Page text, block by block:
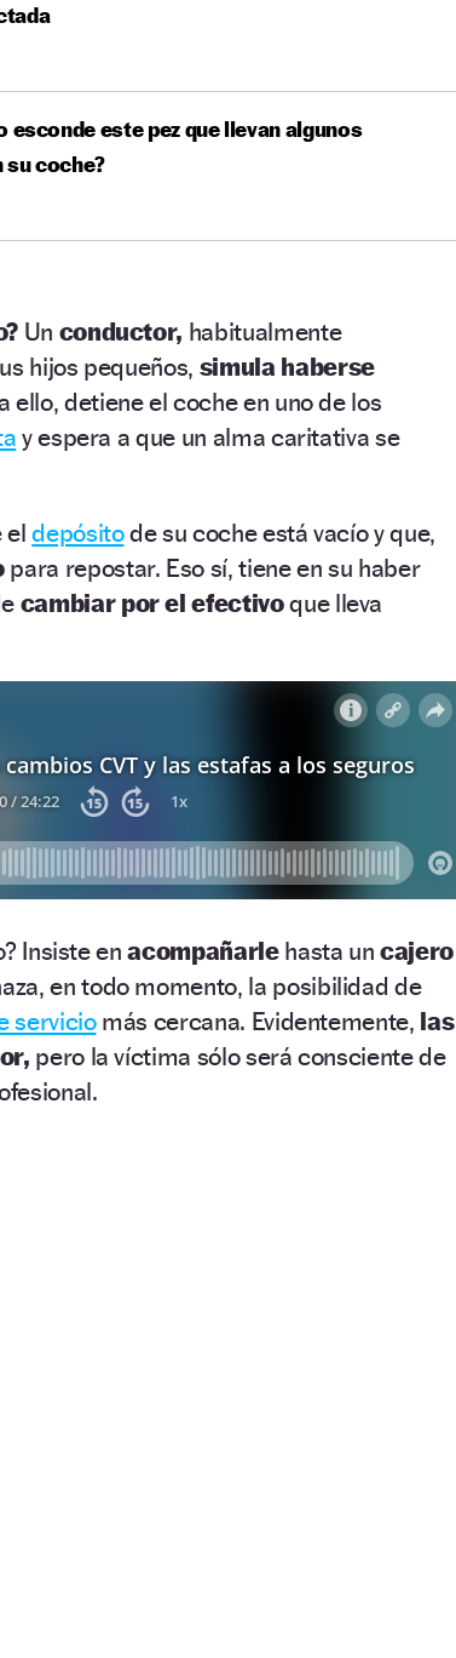
esconde este pez que llevan algunos
coche?
Un conductor, habitualmente
hijos pequeños, simula haberse
ello, detiene el coche en uno de los
y espera a que un alma caritativa se
eldepósitode su coche está vacío y que,
para repostar. Eso sí, tiene en su haber
cambiar por el efectivoque lleva
Insiste enacompañarle hasta uncajero
en todo momento, la posibilidad de
serviciomás cercana. Evidentemente, las
pero la víctima sólo será consciente de